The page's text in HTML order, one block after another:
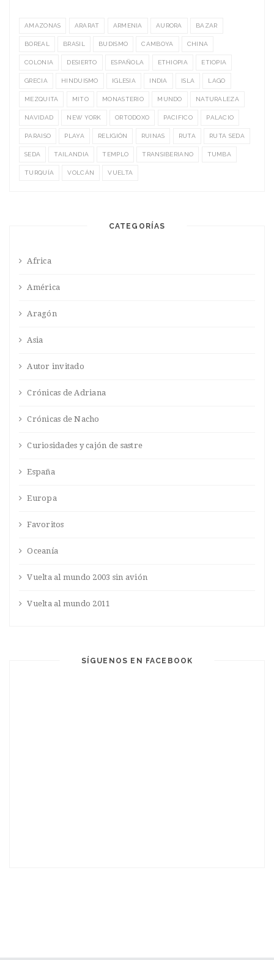
AMAZONAS ARARAT ARMENIA AURORA BAZAR
BOREAL BRASIL BUDISMO CAMBOYA CHINA
COLONIA DESIERTO ESPAÑOLA ETHIOPIA ETIOPIA
GRECIA HINDUISMO IGLESIA INDIA ISLA LAGO
MEZQUITA MITO MONASTERIO MUNDO NATURALEZA
NAVIDAD NEW YORK ORTODOXO PACIFICO PALACIO
PARAISO PLAYA RELIGIÓN RUINAS RUTA RUTA SEDA
SEDA TAILANDIA TEMPLO TRANSIBERIANO TUMBA
TURQUÍA VOLCÁN VUELTA
CATEGORÍAS
Africa
América
Aragón
Asia
Autor invitado
Crónicas de Adriana
Crónicas de Nacho
Curiosidades y cajón de sastre
España
Europa
Favoritos
Oceanía
Vuelta al mundo 2003 sin avión
Vuelta al mundo 2011
SÍGUENOS EN FACEBOOK